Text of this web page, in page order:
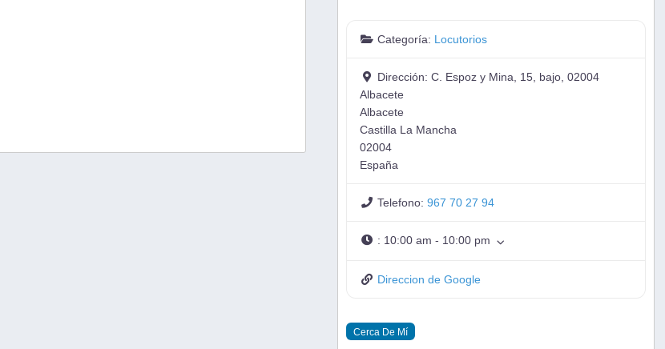
Categoría: Locutorios
Dirección: C. Espoz y Mina, 15, bajo, 02004
Albacete
Albacete
Castilla La Mancha
02004
España
Telefono: 967 70 27 94
: 10:00 am - 10:00 pm
Direccion de Google
Cerca De Mí